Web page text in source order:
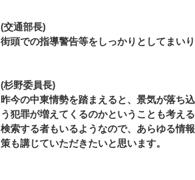
(交通部長)
街頭での指導警告等をしっかりとしてまいり
(杉野委員長)
昨今の中東情勢を踏まえると、景気が落ち
う犯罪が増えてくるのかということも考え
検索する者もいるようなので、あらゆる情
策も講じていただきたいと思います。